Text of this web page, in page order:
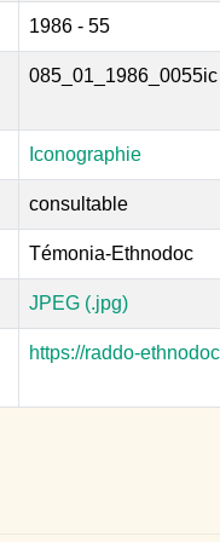
1986 - 55
085_01_1986_0055ic
Iconographie
consultable
Témonia-Ethnodoc
JPEG (.jpg)
https://raddo-